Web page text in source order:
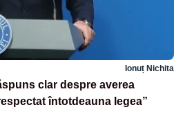
Ionuț Nichita
clar despre averea
întotdeauna legea”